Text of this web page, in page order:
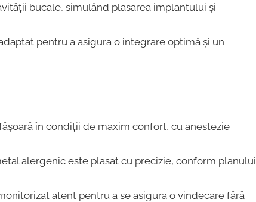
bucale, simulând plasarea implantului și
pentru a asigura o integrare optimă și un
în condiții de maxim confort, cu anestezie
alergenic este plasat cu precizie, conform planului
atent pentru a se asigura o vindecare fără